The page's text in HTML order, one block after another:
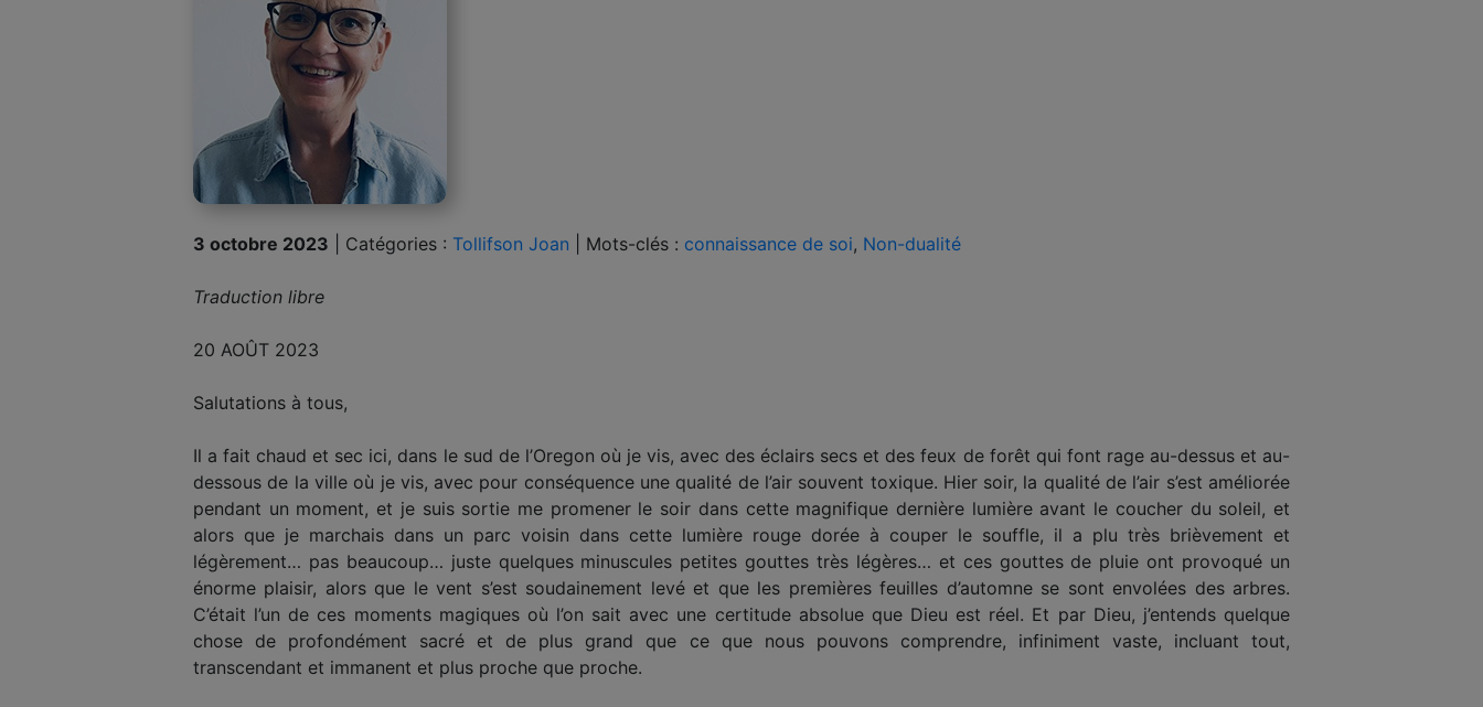
3 octobre 2023 Catégories : Tollifson Joan Mots-clés : connaissance de soi, Non-dualité
Traduction libre
20 AOÛT 2023
Salutations à tous,
Il a fait chaud et sec ici, dans le sud de l’Oregon où je vis, avec des éclairs secs et des feux de forêt qui font rage au-dessus et au-
dessous de la ville où je vis, avec pour conséquence une qualité de l’air souvent toxique. Hier soir, la qualité de l’air s’est améliorée
pendant un moment, et je suis sortie me promener le soir dans cette magnifique dernière lumière avant le coucher du soleil, et
alors que je marchais dans un parc voisin dans cette lumière rouge dorée à couper le souffle, il a plu très brièvement et
légèrement… pas beaucoup… juste quelques minuscules petites gouttes très légères… et ces gouttes de pluie ont provoqué un
énorme plaisir, alors que le vent s’est soudainement levé et que les premières feuilles d’automne se sont envolées des arbres.
C’était l’un de ces moments magiques où l’on sait avec une certitude absolue que Dieu est réel. Et par Dieu, j’entends quelque
chose de profondément sacré et de plus grand que ce que nous pouvons comprendre, infiniment vaste, incluant tout,
transcendant et immanent et plus proche que proche.